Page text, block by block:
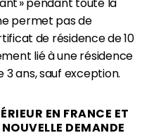
permet pas de
de résidence de 10
lié à une résidence
ans, sauf exception.
EN FRANCE ET
DEMANDE